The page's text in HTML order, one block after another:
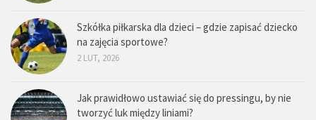
Szkółka piłkarska dla dzieci – gdzie zapisać dziecko
na zajęcia sportowe?
2 LUT, 2026
Jak prawidłowo ustawiać się do pressingu, by nie
tworzyć luk między liniami?